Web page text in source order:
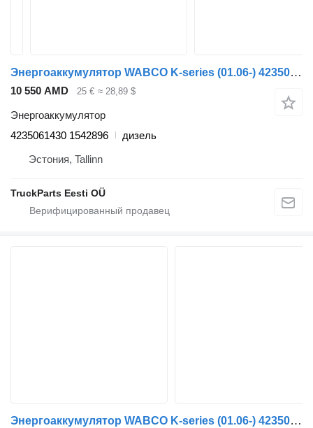
Энергоаккумулятор WABCO K-series (01.06-) 4235061430 для автобуса Scania K,N,F-series bus (2006-)
10 550 AMD 25 € ≈ 28,89 $
Энергоаккумулятор
4235061430 1542896
дизель
Эстония, Tallinn
TruckParts Eesti OÜ
Энергоаккумулятор WABCO K-series (01.06-) 4235061430 для автобуса Scania K,N,F-series bus (2006-)